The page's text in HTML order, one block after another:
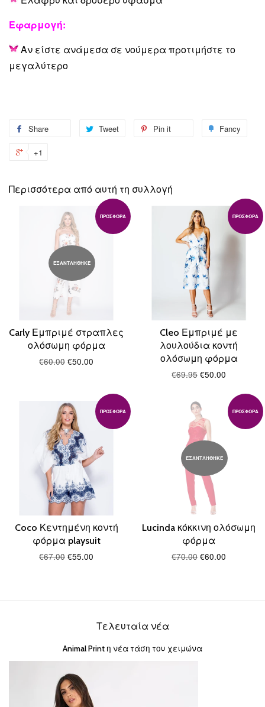
Εφαρμογή:
Αν είστε ανάμεσα σε νούμερα προτιμήστε το
μεγαλύτερο
Share
Share
Tweet
Tweet
Pin it Fancy
+1
Google
Περισσότερα από αυτή τη συλλογή
ΠΡΟΣΦΟΡΆ
ΕΞΑΝΤΛΗΘΗΚΕ
Carly Εμπριμέ στραπλες
ολόσωμη φόρμα
€60.00 €50.00
ΠΡΟΣΦΟΡΆ
Cleo Εμπριμέ με
λουλούδια κοντή
ολόσωμη φόρμα
€69.95 €50.00
ΠΡΟΣΦΟΡΆ
Coco Κεντημένη κοντή
φόρμα playsuit
€67.00 €55.00
ΠΡΟΣΦΟΡΆ
ΕΞΑΝΤΛΗΘΗΚΕ
Lucinda κόκκινη ολόσωμη
φόρμα
€70.00 €60.00
Τελευταία νέα
Animal Print η νέα τάση του χειμώνα